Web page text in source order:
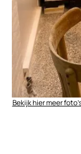
Bekijk hier meer